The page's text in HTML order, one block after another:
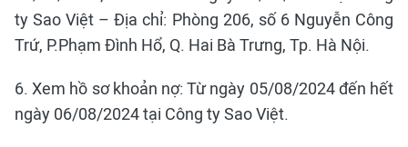
ty Sao Việt – Địa chỉ: Phòng 206, số 6 Nguyễn Công
Trứ, P.Phạm Đình Hổ, Q. Hai Bà Trưng, Tp. Hà Nội.
6. Xem hồ sơ khoản nợ: Từ ngày 05/08/2024 đến hết
ngày 06/08/2024 tại Công ty Sao Việt.